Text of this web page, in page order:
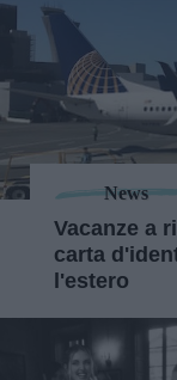
News
Vacanze a
carta
l'estero